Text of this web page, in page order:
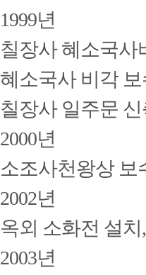
1999년
칠장사 혜소국사
혜소국사 비각 보
칠장사 일주문 신
2000년
소조사천왕상 보
2002년
옥외 소화전 설
2003년